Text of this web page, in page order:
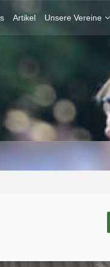
Artikel Unsere Vereine